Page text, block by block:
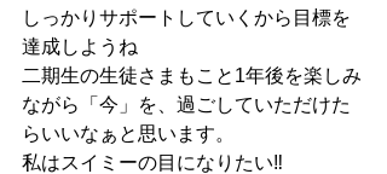
しっかりサポートしていくから目標を
達成しようね
二期生の生徒さまもこと1年後を楽しみ
ながら「今」を、過ごしていただけた
らいいなぁと思います。
私はスイミーの目になりたい‼︎